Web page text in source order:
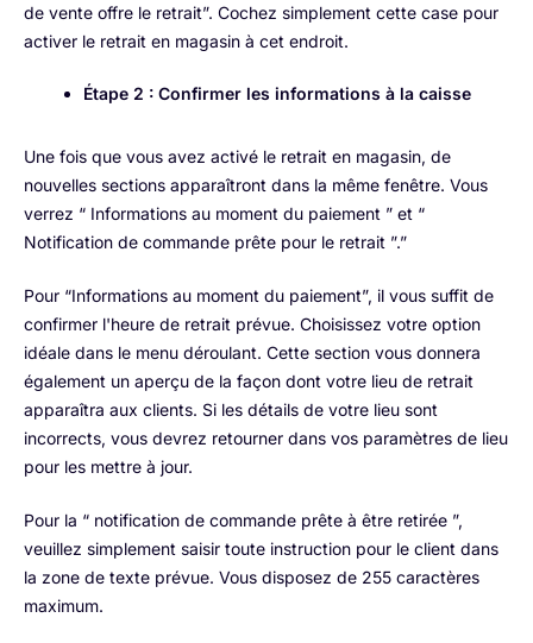
de vente offre le retrait”. Cochez simplement cette case pour
activer le retrait en magasin à cet endroit.
Étape 2 : Confirmer les informations à la caisse
Une fois que vous avez activé le retrait en magasin, de
nouvelles sections apparaîtront dans la même fenêtre. Vous
verrez “ Informations au moment du paiement ” et “
Notification de commande prête pour le retrait ”.”
Pour “Informations au moment du paiement”, il vous suffit de
confirmer l'heure de retrait prévue. Choisissez votre option
idéale dans le menu déroulant. Cette section vous donnera
également un aperçu de la façon dont votre lieu de retrait
apparaîtra aux clients. Si les détails de votre lieu sont
incorrects, vous devrez retourner dans vos paramètres de lieu
pour les mettre à jour.
Pour la “ notification de commande prête à être retirée ”,
veuillez simplement saisir toute instruction pour le client dans
la zone de texte prévue. Vous disposez de 255 caractères
maximum.